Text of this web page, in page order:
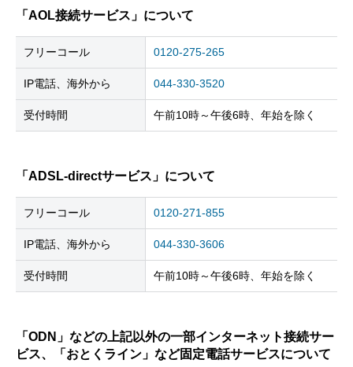
「AOL接続サービス」について
フリーコール 0120-275-265
IP電話、海外から 044-330-3520
受付時間 午前10時～午後6時、年始を除く
「ADSL-directサービス」について
フリーコール 0120-271-855
IP電話、海外から 044-330-3606
受付時間 午前10時～午後6時、年始を除く
「ODN」などの上記以外の一部インターネット接続サー
ビス、「おとくライン」など固定電話サービスについて